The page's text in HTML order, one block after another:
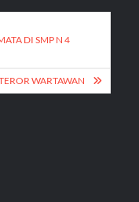
DI SMP N 4
WARTAWAN